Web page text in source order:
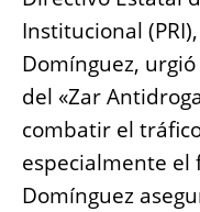
o
o
k
p
p
Institucional
Domínguez,
del «Zar
combatir el
especialmente el
Domínguez